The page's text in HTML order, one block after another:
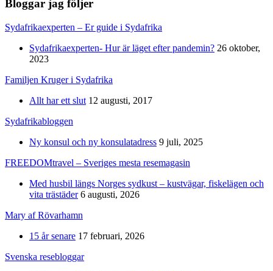
Bloggar jag följer
Sydafrikaexperten – Er guide i Sydafrika
Sydafrikaexperten- Hur är läget efter pandemin? 26 oktober,
2023
Familjen Kruger i Sydafrika
Allt har ett slut 12 augusti, 2017
Sydafrikabloggen
Ny konsul och ny konsulatadress 9 juli, 2025
FREEDOMtravel – Sveriges mesta resemagasin
Med husbil längs Norges sydkust – kustvägar, fiskelägen och
vita trästäder 6 augusti, 2026
Mary af Rövarhamn
15 år senare 17 februari, 2026
Svenska resebloggar